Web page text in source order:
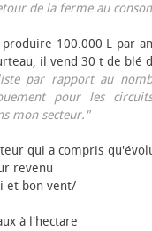
de la ferme au
100.000 L par
il vend 30 t de blé
par rapport au
pour les
mon secteur."
qui a compris
revenu
et bon vent/
à l'hectare